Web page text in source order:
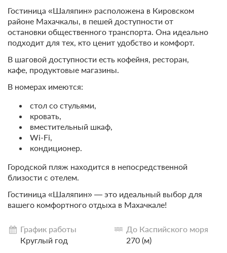
Гостиница «Шаляпин» расположена в Кировском
районе Махачкалы, в пешей доступности от
остановки общественного транспорта. Она идеально
подходит для тех, кто ценит удобство и комфорт.
В шаговой доступности есть кофейня, ресторан,
кафе, продуктовые магазины.
В номерах имеются:
стол со стульями,
кровать,
вместительный шкаф,
Wi-Fi,
кондиционер.
Городской пляж находится в непосредственной
близости с отелем.
Гостиница «Шаляпин» — это идеальный выбор для
вашего комфортного отдыха в Махачкале!
График работы
Круглый год
До Каспийского моря
270 (м)